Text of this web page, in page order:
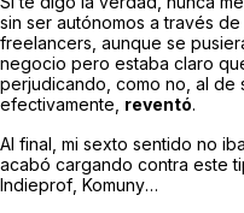
sin ser autónomos a través
freelancers , aunque se
negocio pero estaba claro
perjudicando, como no, al de
efectivamente, reventó.
Al final, mi sexto sentido no
acabó cargando contra este
Indieprof Komuny…